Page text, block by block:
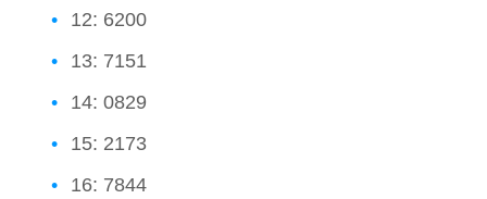
12: 6200
13: 7151
14: 0829
15: 2173
16: 7844